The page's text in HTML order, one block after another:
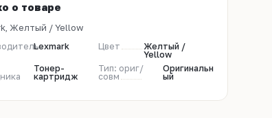
о товаре
Желтый / Yellow
Lexmark Цвет
Желтый /
Yellow
Тонер-
картридж
Тип: ориг/
совм
Оригинальн
ый